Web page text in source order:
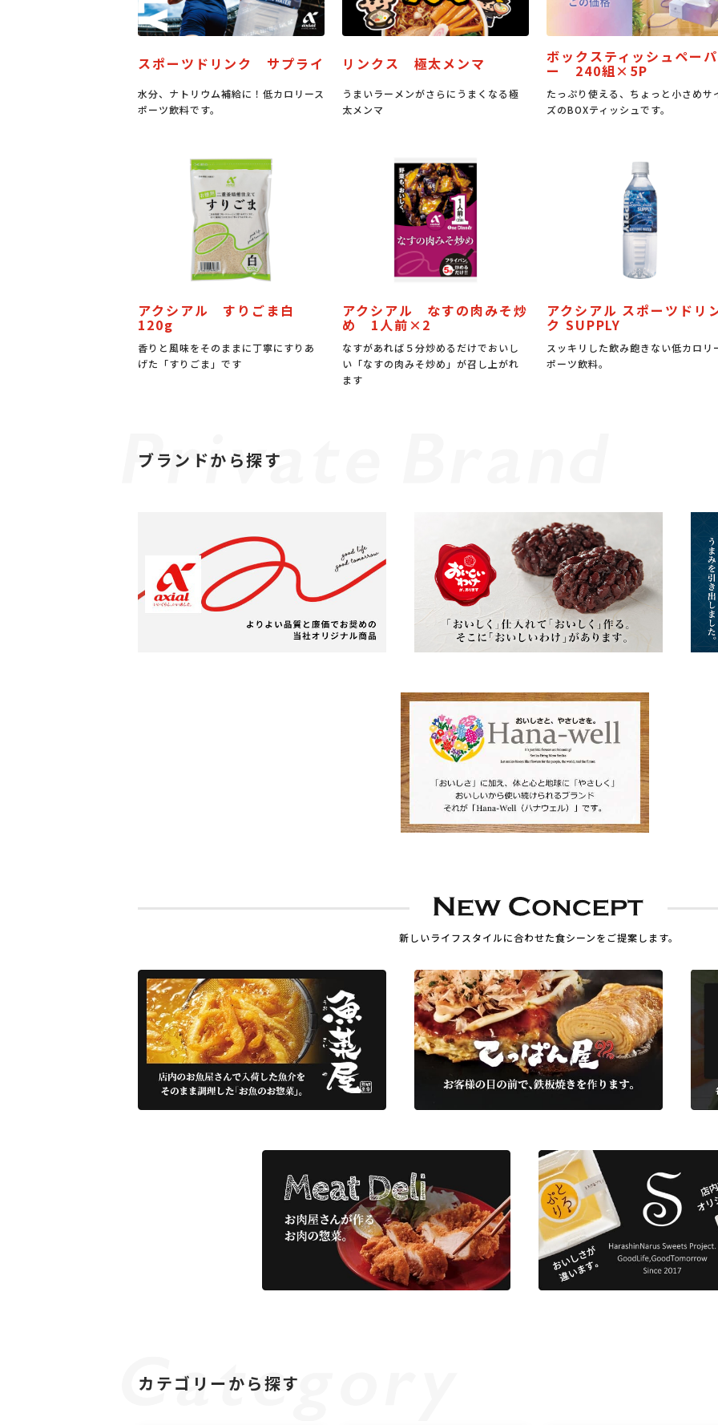
スポーツドリンク サプライ
水分、ナトリウム補給に！低カロリース
ポーツ飲料です。
リンクス 極太メンマ
うまいラーメンがさらにうまくなる極
太メンマ
ボックスティッシュペーパ
ー 240組×5P
たっぷり使える、ちょっと小さめサ
ズのBOXティッシュです。
アクシアル すりごま白
120g
香りと風味をそのままに丁寧にすりあ
げた「すりごま」です
アクシアル なすの肉みそ炒
め 1人前×2
なすがあれば５分炒めるだけでおいし
い「なすの肉みそ炒め」が召し上がれ
ます
アクシアル スポーツドリ
ク SUPPLY
スッキリした飲み飽きない低カロリ
ポーツ飲料。
ブランドから探す
新しいライフスタイルに合わせた食シーンをご提案します。
カテゴリーから探す